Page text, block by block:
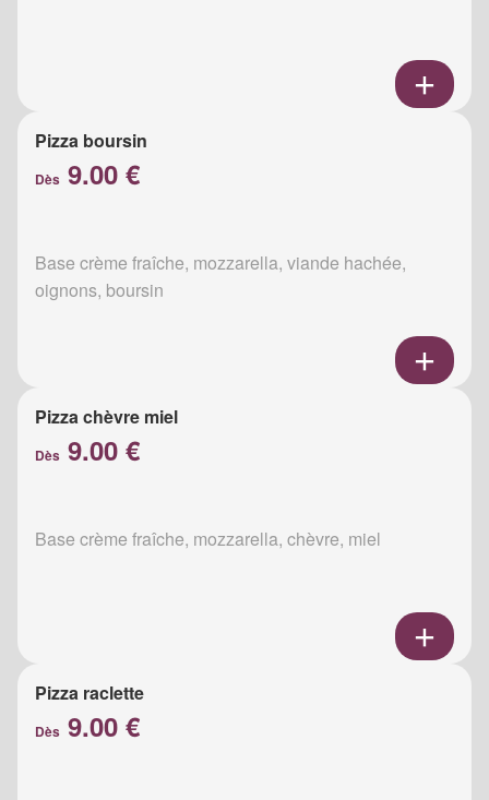
Pizza boursin
Dès 9.00 €
Base crème fraîche, mozzarella, viande hachée,
oignons, boursin
Pizza chèvre miel
Dès 9.00 €
Base crème fraîche, mozzarella, chèvre, miel
Pizza raclette
Dès 9.00 €